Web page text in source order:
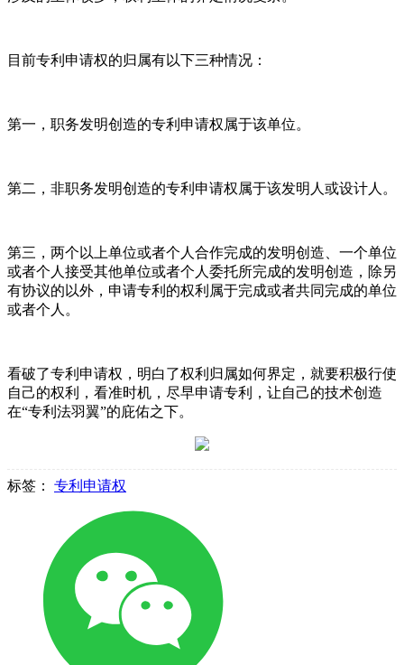
目前专利申请权的归属有以下三种情况：
第一，职务发明创造的专利申请权属于该单位。
第二，非职务发明创造的专利申请权属于该发明人或设计人。
第三，两个以上单位或者个人合作完成的发明创造、一个单位
或者个人接受其他单位或者个人委托所完成的发明创造，除另
有协议的以外，申请专利的权利属于完成或者共同完成的单位
或者个人。
看破了专利申请权，明白了权利归属如何界定，就要积极行使
自己的权利，看准时机，尽早申请专利，让自己的技术创造
在“专利法羽翼”的庇佑之下。
标签： 专利申请权